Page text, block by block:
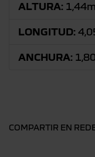
ALTURA: 1,44m
LONGITUD:
ANCHURA:
COMPARTIR EN